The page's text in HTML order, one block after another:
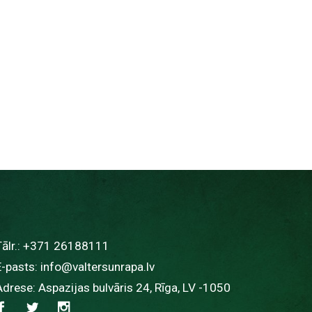
+371 26188111
pasts: info@valtersunrapa.lv
Aspazijas bulvāris 24, Rīga, LV -1050